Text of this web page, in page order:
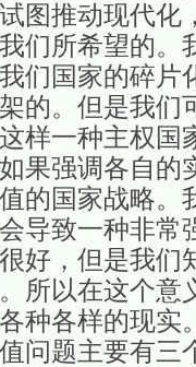
图推动现代
们所希望的
们国家的碎
的。但是我
样一种主权
果强调各自
的国家战略
导致一种非
好，但是我
所以在这个
种各样的现
问题主要有